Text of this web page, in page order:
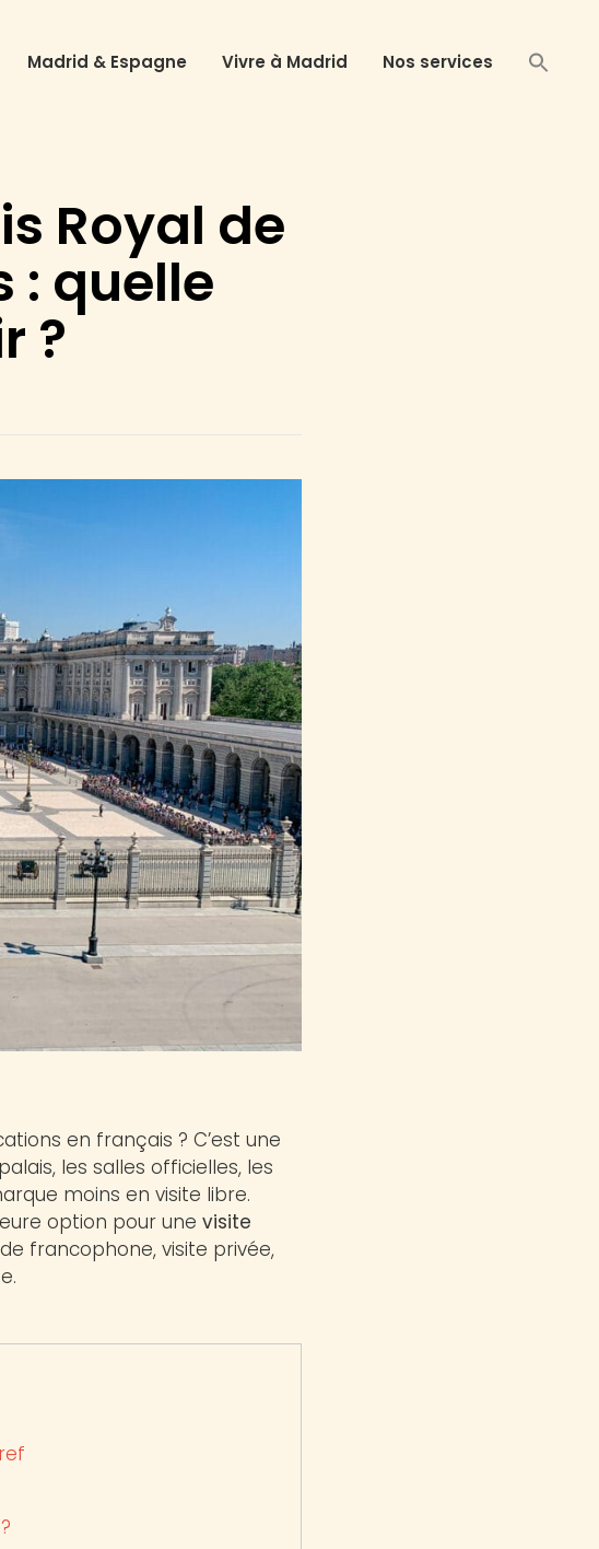
Madrid & Espagne Vivre à Madrid Nos services
Royal de
: quelle
?
en français ? C’est une
les salles officielles, les
moins en visite libre.
option pour une visite
francophone, visite privée,